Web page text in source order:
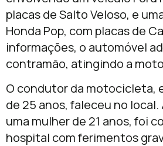
placas de Salto Veloso, e
Honda Pop, com placas de
informações, o automóvel
contramão, atingindo a
O condutor da motocicleta,
de 25 anos, faleceu no local.
uma mulher de 21 anos, foi
hospital com ferimentos